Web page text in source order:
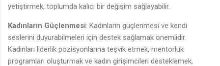
yetiştirmek, toplumda kalıcı bir değişim sağlayabilir.
Kadınların Güçlenmesi: Kadınların güçlenmesi ve kendi
seslerini duyurabilmeleri için destek sağlamak önemlidir.
Kadınları liderlik pozisyonlarına teşvik etmek, mentorluk
programları oluşturmak ve kadın girişimcileri desteklemek,